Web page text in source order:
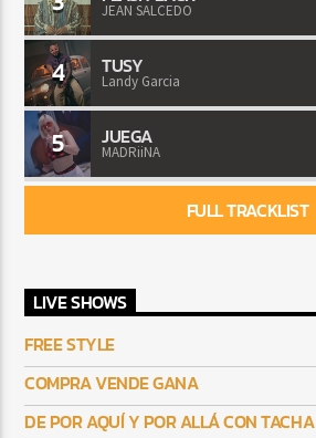
JEAN SALCEDO
4 TUSY
Landy Garcia
5 JUEGA
MADRiiNA
FULL TRACKLIST
LIVE SHOWS
FREE STYLE
COMPRA VENDE GANA
DE POR AQUÍ Y POR ALLÁ CON TACHA